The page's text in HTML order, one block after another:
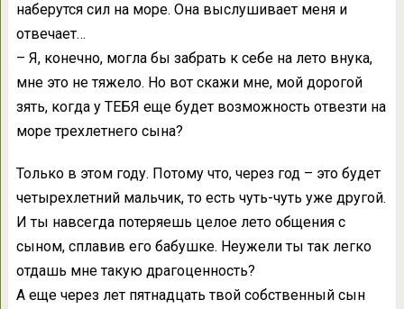
наберутся сил на море. Она выслушивает меня и
отвечает…
– Я, конечно, могла бы забрать к себе на лето внука,
мне это не тяжело. Но вот скажи мне, мой дорогой
зять, когда у ТЕБЯ еще будет возможность отвезти на
море трехлетнего сына?
Только в этом году. Потому что, через год – это будет
четырехлетний мальчик, то есть чуть-чуть уже другой.
И ты навсегда потеряешь целое лето общения с
сыном, сплавив его бабушке. Неужели ты так легко
отдашь мне такую драгоценность?
А еще через лет пятнадцать твой собственный сын